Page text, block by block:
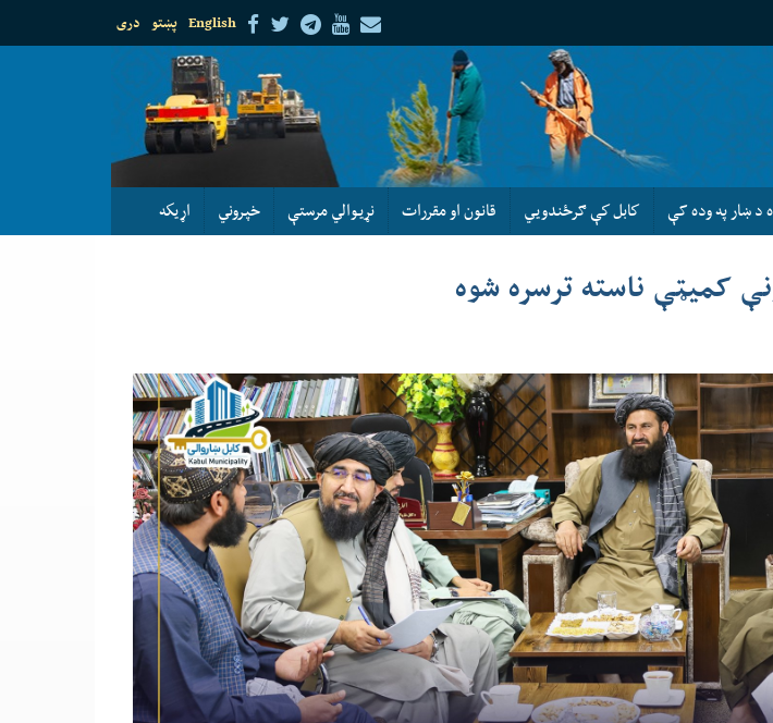
دری پښتو English
د ښار په وده کې كابل كې ګرځندويي قانون او مقررات نړيوالي مرستې خپروني اړيكه
کمیټې ناسته ترسره شوه